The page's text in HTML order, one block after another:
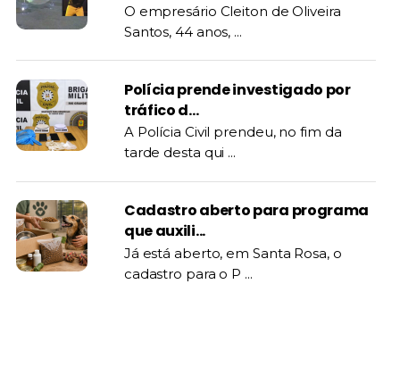
O empresário Cleiton de Oliveira
Santos, 44 anos, ...
Polícia prende investigado por
tráfico d...
A Polícia Civil prendeu, no fim da
tarde desta qui ...
Cadastro aberto para programa
que auxili...
Já está aberto, em Santa Rosa, o
cadastro para o P ...